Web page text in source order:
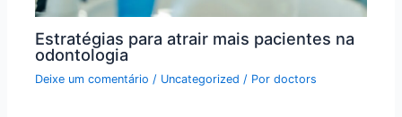
Estratégias para atrair mais pacientes na
odontologia
Deixe um comentário / Uncategorized / Pordoctors